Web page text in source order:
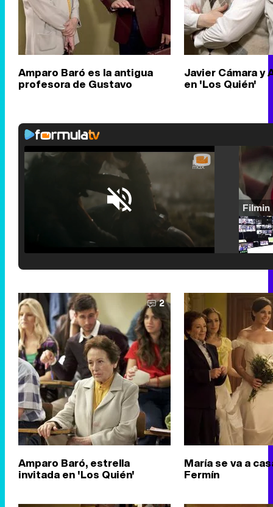
Amparo Baró es la antigua
profesora de Gustavo
Javier Cámara y
en 'Los Quién'
2
Amparo Baró, estrella
invitada en 'Los Quién'
María se va a
Fermín